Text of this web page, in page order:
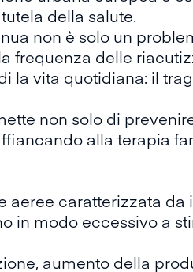
della salute.
non è solo un
frequenza delle
vita quotidiana: il
non solo di
alla terapia
aeree caratterizzata
in modo eccessivo a
aumento della